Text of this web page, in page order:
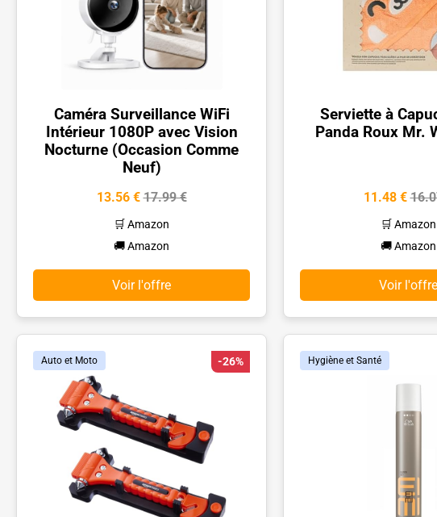
Caméra Surveillance WiFi
Intérieur 1080P avec Vision
Nocturne (Occasion Comme
Neuf)
13.56 €17.99 €
🛒 Amazon
🚚 Amazon
Voir l'offre
Serviette à
Panda Roux Mr.
11.48 €
🛒 Amazon
🚚 Amazon
Voir l'offre
Auto et Moto -26% Hygiène et Santé